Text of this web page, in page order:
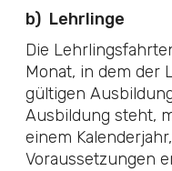
b) Lehrlinge
Die
Monat, in dem der
gültigen
Ausbildung steht,
einem
Voraussetzungen